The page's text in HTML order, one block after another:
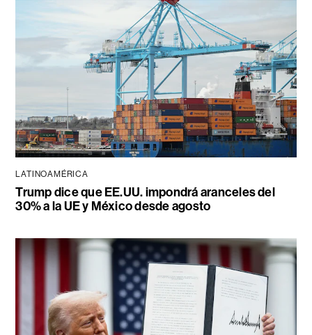
LATINOAMÉRICA
Trump dice que EE.UU. impondrá aranceles del
30% a la UE y México desde agosto